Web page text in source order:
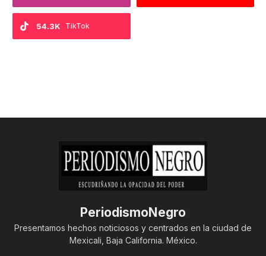
TikTok
54.3K
PeriodismoNegro
Presentamos hechos noticiosos y centrados en la ciudad de
Mexicali, Baja California. México.